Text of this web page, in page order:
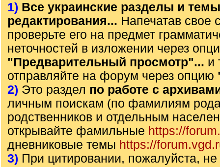
1) Все украинские разделы и
редактирования... Напечатав свое
проверьте его на предмет
неточностей в изложении через
"Предварительный просмотр"... и
отправляйте на форум через опцию
2) Это раздел по работе с
личным поискам (по фамилиям
родственников и отдельным
открывайте фамильные https://
дневниковые темы https://
3) При цитировании, пожалуйста, не